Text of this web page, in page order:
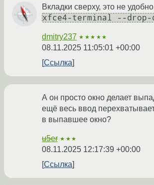
Вкладки сверху, это не
xfce4-terminal --drop-
dmitry237 ★★★★★
08.11.2025 11:05:01 +00:00
Ссылка
А он просто окно делает
ещё весь ввод
в выпавшее окно?
u5er ★★★
08.11.2025 12:17:39 +00:00
Ссылка